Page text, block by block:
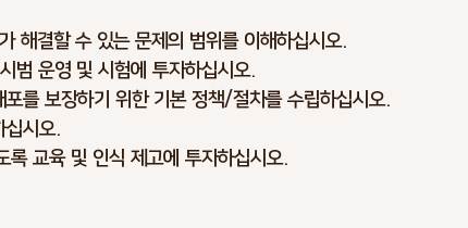
해결할 수 있는 문제의 범위를 이해하십시오.
범 운영 및 시험에 투자하십시오.
를 보장하기 위한 기본 정책/절차를 수립하십시오.
십시오.
록 교육 및 인식 제고에 투자하십시오.